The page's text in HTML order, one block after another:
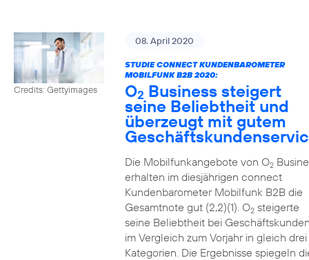
Credits: Gettyimages
08. April 2020
STUDIE CONNECT KUNDENBAROMETER
MOBILFUNK B2B 2020:
O2 Business steigert
seine Beliebtheit und
überzeugt mit gutem
Die Mobilfunkangebote von O2
erhalten im diesjährigen connect
Kundenbarometer Mobilfunk B2B die
Gesamtnote gut (2,2)(1). O2steigerte
seine Beliebtheit bei
im Vergleich zum Vorjahr in gleich drei
Kategorien. Die Ergebnisse spiegeln